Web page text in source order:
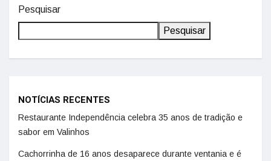
Pesquisar
Pesquisar
NOTÍCIAS RECENTES
Restaurante Independência celebra 35 anos de tradição e
sabor em Valinhos
Cachorrinha de 16 anos desaparece durante ventania e é